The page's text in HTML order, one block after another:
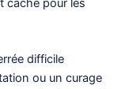
caché pour les
difficile
ou un curage